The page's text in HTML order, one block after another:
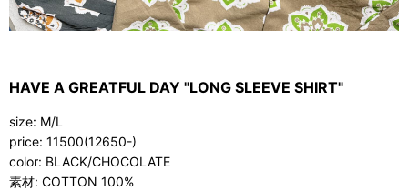
HAVE A GREATFUL DAY "LONG SLEEVE SHIRT"
size: M/L
price: 11500(12650-)
color: BLACK/CHOCOLATE
素材: COTTON 100%